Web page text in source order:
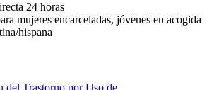
24 horas
mujeres encarceladas, jóvenes en acogida
hispana
del Trastorno por Uso de